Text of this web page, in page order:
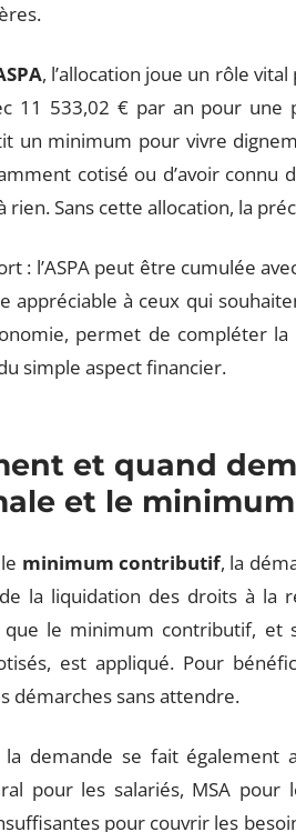
, l’allocation joue un rôle
11 533,02 € par an pour
un minimum pour vivre
cotisé ou d’avoir connu
rien. Sans cette allocation, la
: l’ASPA peut être cumulée
appréciable à ceux qui
permet de compléter
simple aspect financier.
et quand
et le
minimum contributif, la
la liquidation des droits à la
que le minimum contributif, et
est appliqué. Pour
démarches sans attendre.
la demande se fait également
pour les salariés, MSA pour
pour couvrir les